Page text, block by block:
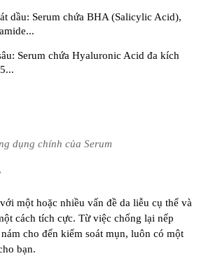
dầu: Serum chứa BHA (Salicylic Acid),
Serum chứa Hyaluronic Acid đa kích
dụng chính của Serum
một hoặc nhiều vấn đề da liễu cụ thể và
cách tích cực. Từ việc chống lại nếp
cho đến kiểm soát mụn, luôn có một
bạn.